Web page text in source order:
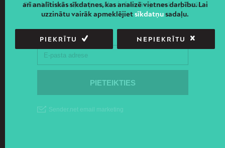
Piesakies un saņem jaunāko informāciju savā e-pastā!
arī analītiskās sīkdatnes, kas analizē vietnes darbību. Lai
uzzinātu vairāk apmeklējietsīkdatņusadaļu.
PIEKRĪTU NEPIEKRĪTU